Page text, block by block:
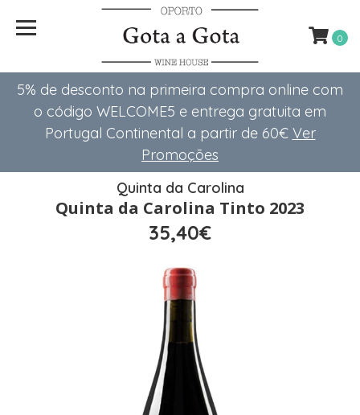
5% de desconto na primeira compra online com
o código WELCOME5 e entrega gratuita em
Portugal Continental a partir de 60€ Ver
Promoções
0
Quinta da Carolina
Quinta da Carolina Tinto 2023
35,40€